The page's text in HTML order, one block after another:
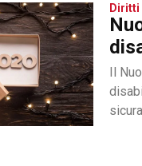
Diritti
Il